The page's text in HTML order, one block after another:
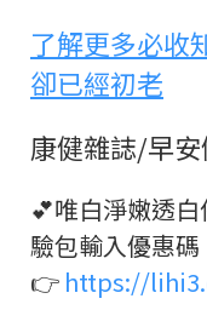
了解更多必收
卻已經初老
康健雜誌/早
💕唯白淨嫩透
驗包輸入優惠碼
👉 https://